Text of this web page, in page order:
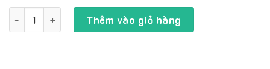
là:
4.200.000 ₫.
tại
là:
3.999.000 ₫.
Quạt Hitachi HEF-DL300D có 8 cánh, động cơ DC, điều
Thêm vào giỏ hàng